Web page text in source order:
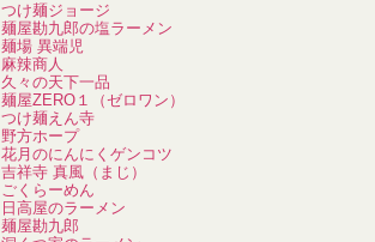
つけ麺ジョージ
麺屋勘九郎の塩ラーメン
麺場 異端児
麻辣商人
久々の天下一品
麺屋ZERO１（ゼロワン）
つけ麺えん寺
野方ホープ
花月のにんにくゲンコツ
吉祥寺 真風（まじ）
ごくらーめん
日高屋のラーメン
麺屋勘九郎